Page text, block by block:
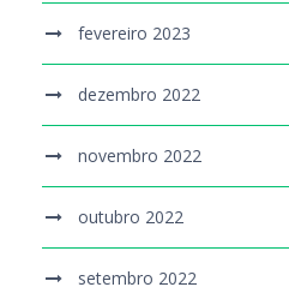
fevereiro 2023
dezembro 2022
novembro 2022
outubro 2022
setembro 2022